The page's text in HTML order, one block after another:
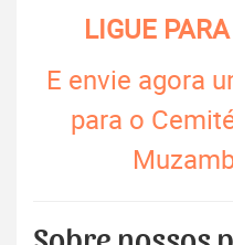
LIGUE PARA
E envie agora
para o